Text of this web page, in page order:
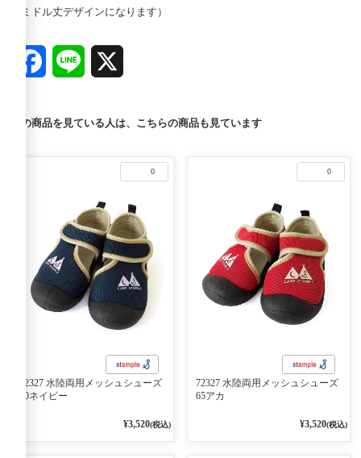
がミドル丈デザインになります）
FacebookLine
この商品を見ている人は、こちらの商品も見ています
0
72327 水陸両用メッシュシューズ
50ネイビー
¥3,520(税込)
0
72327 水陸両用メッシュシューズ
65アカ
¥3,520(税込)